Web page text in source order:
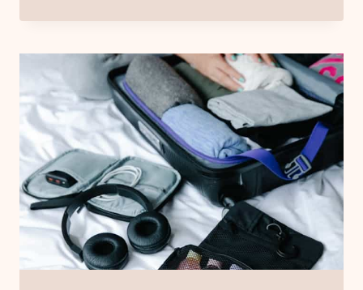
NAISSANCE
JUMEAUX
:
GUIDE
COMPLET